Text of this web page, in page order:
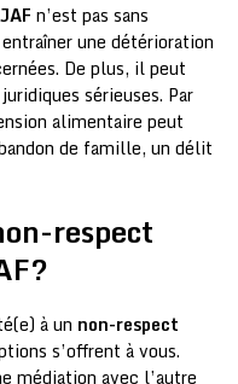
n’est pas sans
une détérioration
De plus, il peut
sérieuses. Par
alimentaire peut
de famille, un délit
respect
à un non-respect
s’offrent à vous.
médiation avec l’autre